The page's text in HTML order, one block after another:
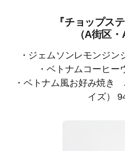
『チョップス
（A街区・
・ジェムソンレモンジン
・ベトナムコーヒー
・ベトナム風お好み焼き
イズ）